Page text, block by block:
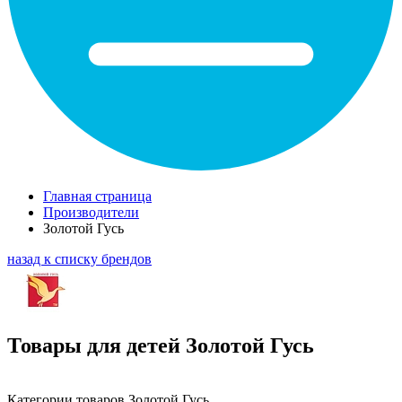
Главная страница
Производители
Золотой Гусь
назад к списку брендов
Товары для детей Золотой Гусь